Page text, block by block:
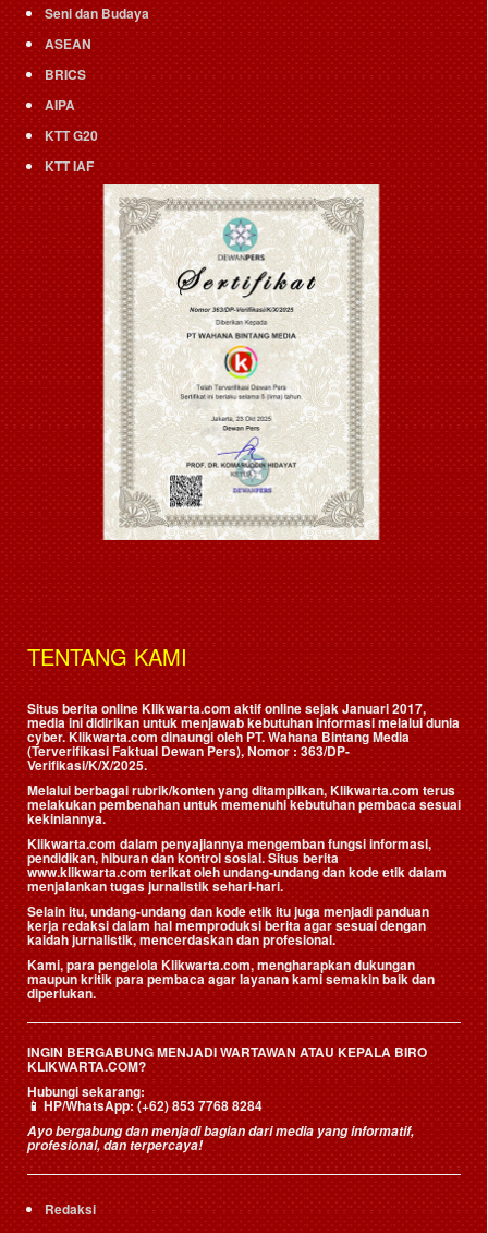
Seni dan Budaya
ASEAN
BRICS
AIPA
KTT G20
KTT IAF
TENTANG KAMI
Situs berita online Klikwarta.com aktif online sejak Januari 2017,
media ini didirikan untuk menjawab kebutuhan informasi melalui dunia
cyber. Klikwarta.com dinaungi oleh PT. Wahana Bintang Media
(Terverifikasi Faktual Dewan Pers), Nomor : 363/DP-
Verifikasi/K/X/2025.
Melalui berbagai rubrik/konten yang ditampilkan, Klikwarta.com terus
melakukan pembenahan untuk memenuhi kebutuhan pembaca sesuai
kekiniannya.
Klikwarta.com dalam penyajiannya mengemban fungsi informasi,
pendidikan, hiburan dan kontrol sosial. Situs berita
www.klikwarta.com terikat oleh undang-undang dan kode etik dalam
menjalankan tugas jurnalistik sehari-hari.
Selain itu, undang-undang dan kode etik itu juga menjadi panduan
kerja redaksi dalam hal memproduksi berita agar sesuai dengan
kaidah jurnalistik, mencerdaskan dan profesional.
Kami, para pengelola Klikwarta.com, mengharapkan dukungan
maupun kritik para pembaca agar layanan kami semakin baik dan
diperlukan.
INGIN BERGABUNG MENJADI WARTAWAN ATAU KEPALA BIRO
KLIKWARTA.COM?
Hubungi sekarang:
📱HP/WhatsApp:(+62) 853 7768 8284
Ayo bergabung dan menjadi bagian dari media yang informatif,
profesional, dan terpercaya!
Redaksi